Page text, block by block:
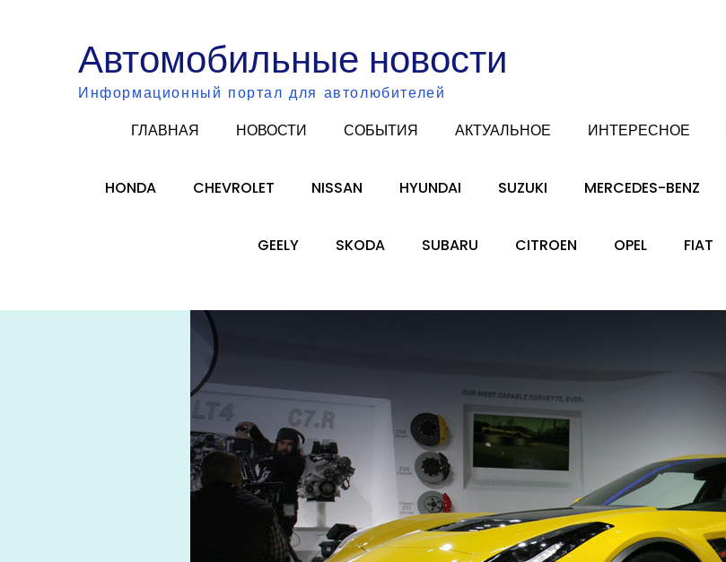
Автомобильные новости
Информационный портал для автолюбителей
ГЛАВНАЯ НОВОСТИ СОБЫТИЯ АКТУАЛЬНОЕ ИНТЕРЕСНОЕ
HONDA CHEVROLET NISSAN HYUNDAI SUZUKI MERCEDES-BENZ
GEELY SKODA SUBARU CITROEN OPEL FIAT